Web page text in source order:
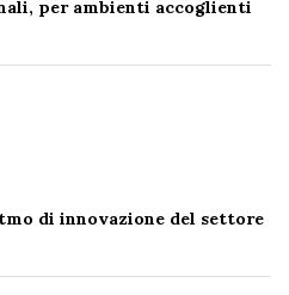
per ambienti accoglienti
di innovazione del settore